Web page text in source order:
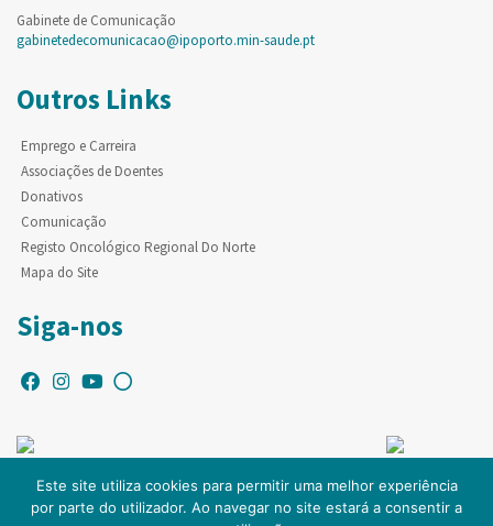
Gabinete de Comunicação
gabinetedecomunicacao@ipoporto.min-saude.pt
Outros Links
Emprego e Carreira
Associações de Doentes
Donativos
Comunicação
Registo Oncológico Regional Do Norte
Mapa do Site
Siga-nos
Este site utiliza cookies para permitir uma melhor experiência
por parte do utilizador. Ao navegar no site estará a consentir a